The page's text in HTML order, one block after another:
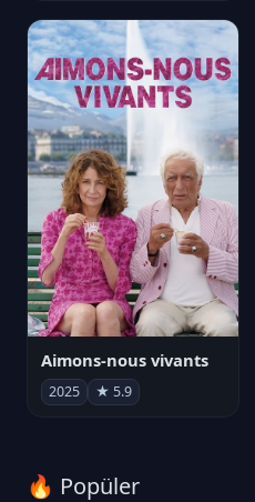
Aimons-nous vivants
2025 ★ 5.9
🔥 Popüler